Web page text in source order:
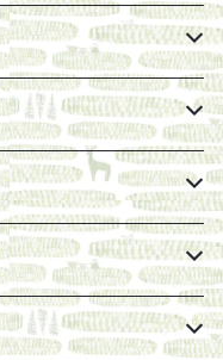
り続けたい一冊